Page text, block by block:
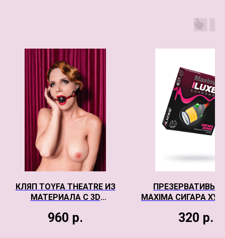
КЛЯП TOYFA THEATRE ИЗ
МАТЕРИАЛА С 3D
960 р.
ПРЕЗЕРВАТИВЫ
MAXIMA СИГАРА
320 р.